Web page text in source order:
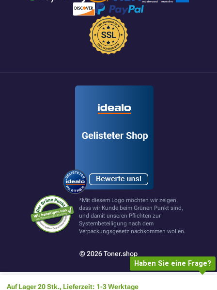
Auf Lager 20 Stk., Lieferzeit: 1-3 Werktage
*Mit diesem Logo möchten wir zeigen,
dass wir Kunde beim Grünen Punkt sind,
und damit unseren Pflichten zur
Systembeteiligung nach dem
Verpackungsgesetz nachkommen wollen.
© 2026 Toner.shop
Haben Sie eine Frage?